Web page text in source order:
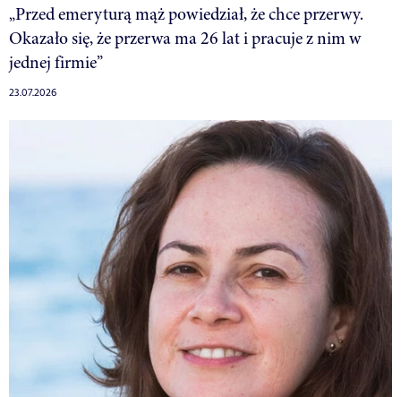
„Przed emeryturą mąż powiedział, że chce przerwy.
Okazało się, że przerwa ma 26 lat i pracuje z nim w
jednej firmie”
23.07.2026